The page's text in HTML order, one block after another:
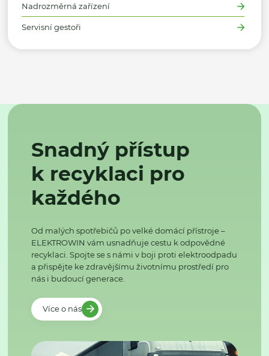
Nadrozměrná zařízení
Servisní gestoři
Snadný přístup
k recyklaci pro
každého
Od malých spotřebičů po velké domácí přístroje –
ELEKTROWIN vám usnadňuje cestu k odpovědné
recyklaci. Spojte se s námi v boji proti elektroodpadu
a přispějte ke zdravějšímu životnímu prostředí pro
nás i budoucí generace.
Více o nás